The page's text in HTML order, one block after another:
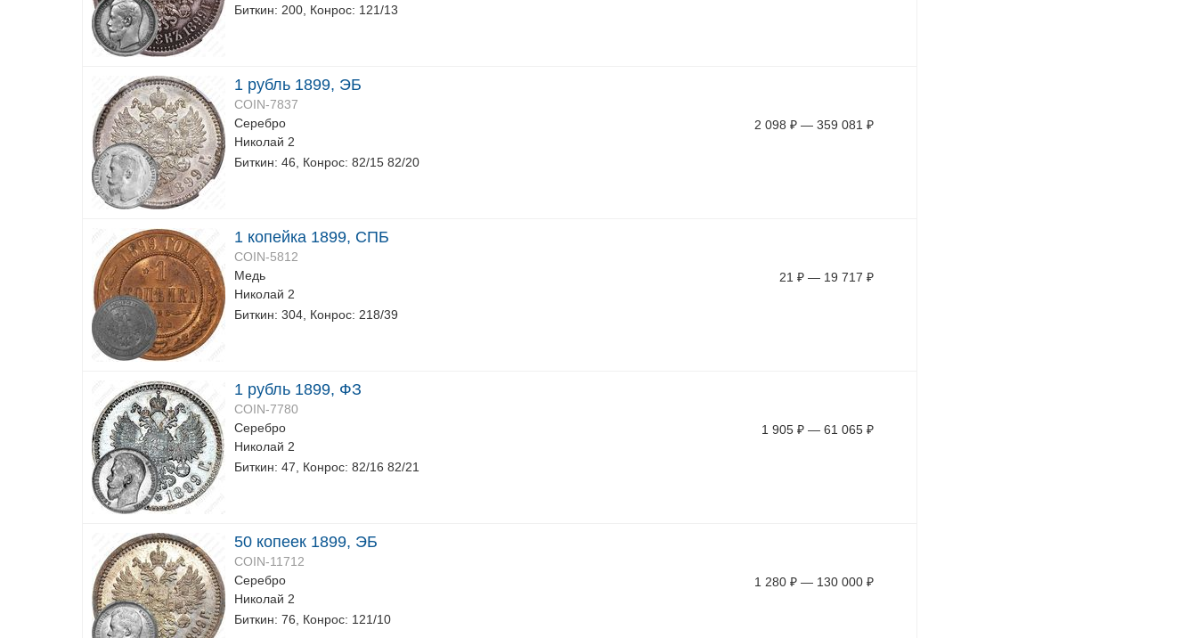
Биткин: 200, Конрос: 121/13
1 рубль 1899, ЭБ
COIN-7837
Серебро
Николай 2
Биткин: 46, Конрос: 82/15 82/20
2 098 ₽ — 359 081 ₽
1 копейка 1899, СПБ
COIN-5812
Медь
Николай 2
Биткин: 304, Конрос: 218/39
21 ₽ — 19 717 ₽
1 рубль 1899, ФЗ
COIN-7780
Серебро
Николай 2
Биткин: 47, Конрос: 82/16 82/21
1 905 ₽ — 61 065 ₽
50 копеек 1899, ЭБ
COIN-11712
Серебро
Николай 2
Биткин: 76, Конрос: 121/10
1 280 ₽ — 130 000 ₽